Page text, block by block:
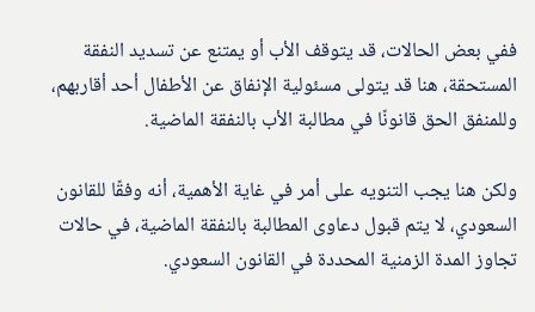
ففي بعض الحالات، قد يتوقف الأب أو يمتنع عن تسديد النفقة
المستحقة، هنا قد يتولى مسئولية الإنفاق عن الأطفال أحد أقاربهم،
وللمنفق الحق قانونًا في مطالبة الأب بالنفقة الماضية.
ولكن هنا يجب التنويه على أمر في غاية الأهمية، أنه وفقًا للقانون
السعودي، لا يتم قبول دعاوى المطالبة بالنفقة الماضية، في حالات
تجاوز المدة الزمنية المحددة في القانون السعودي.